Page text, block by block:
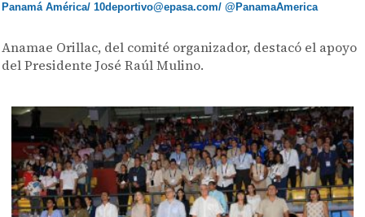
Panamá América/ 10deportivo@epasa.com/ @PanamaAmerica
Anamae Orillac, del comité organizador, destacó el apoyo
del Presidente José Raúl Mulino.